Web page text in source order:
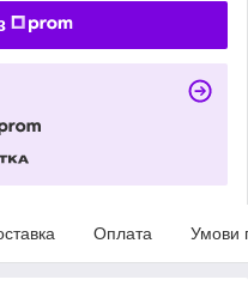
Оплата Умови